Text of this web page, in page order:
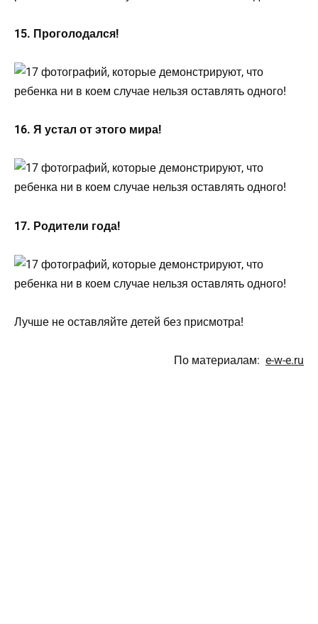
15. Проголодался!
16. Я устал от этого мира!
17. Родители года!
Лучше не оставляйте детей без присмотра!
По материалам: e-w-e.ru